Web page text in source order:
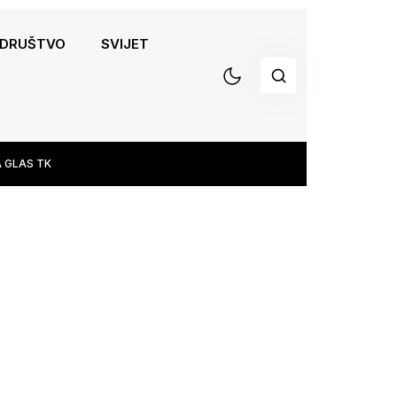
DRUŠTVO SVIJET
GLAS TK